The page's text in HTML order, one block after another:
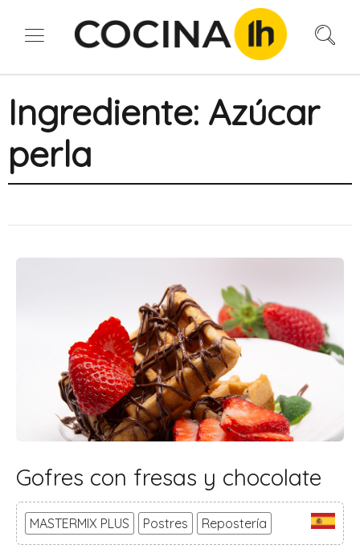
Ingrediente: Azúcar
perla
Gofres con fresas y chocolate
MASTERMIX PLUS Postres Repostería